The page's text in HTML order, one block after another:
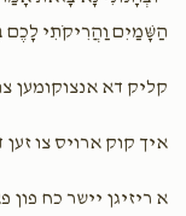
הַשָּׁמַיִם וַהֲרִיקֹתִי לָכֶם
קליק דא אנצוקומען
איך קוק ארויס צו
א ריזיגן יישר כח פון